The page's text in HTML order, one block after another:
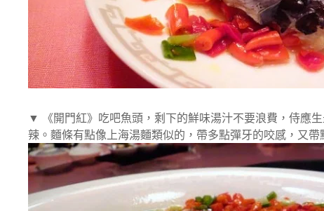
▼ 《開門紅》吃吧魚頭，剩下的鮮味湯汁不要浪費，侍應
辣。麵條有點像上海湯麵類似的，帶多點彈牙的咬感，又帶